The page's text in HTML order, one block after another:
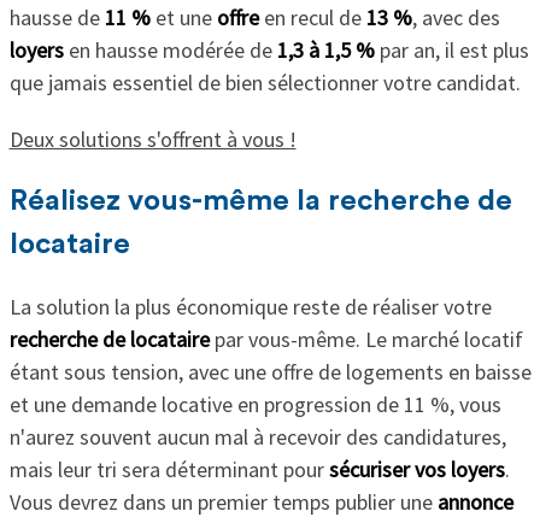
hausse de 11 %et une offreen recul de 13 %, avec des
loyersen hausse modérée de 1,3 à 1,5 %par an, il est plus
que jamais essentiel de bien sélectionner votre candidat.
Deux solutions s'offrent à vous !
Réalisez vous-même la recherche de
locataire
La solution la plus économique reste de réaliser votre
recherche de locatairepar vous-même. Le marché locatif
étant sous tension, avec une offre de logements en baisse
et une demande locative en progression de 11 %, vous
n'aurez souvent aucun mal à recevoir des candidatures,
mais leur tri sera déterminant poursécuriser vos loyers.
Vous devrez dans un premier temps publier une annonce